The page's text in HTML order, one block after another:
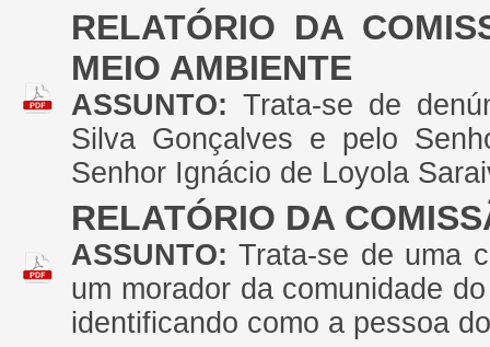
RELATÓRIO DA
MEIO AMBIENTE
ASSUNTO:Trata-se de
Silva Gonçalves e pelo
Senhor Ignácio de Loyola
RELATÓRIO DA
ASSUNTO:Trata-se de uma
um morador da comunidade
identificando como a pessoa